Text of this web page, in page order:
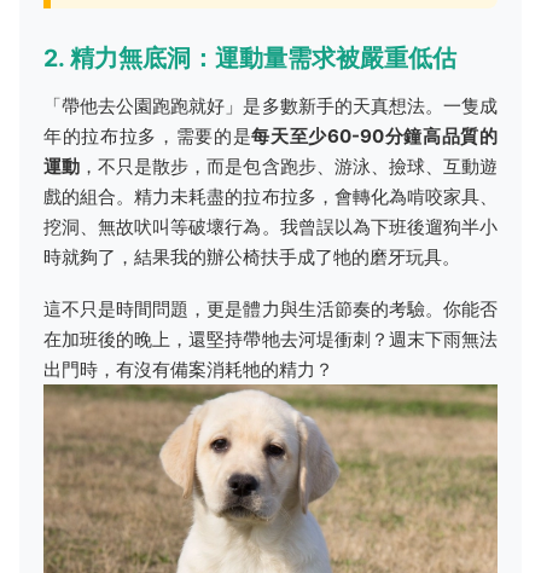
2. 精力無底洞：運動量需求被嚴重低估
「帶他去公園跑跑就好」是多數新手的天真想法。一隻成
年的拉布拉多，需要的是每天至少60-90分鐘高品質的
運動 ，不只是散步，而是包含跑步、游泳、撿球、互動遊
戲的組合。精力未耗盡的拉布拉多，會轉化為啃咬家具、
挖洞、無故吠叫等破壞行為。我曾誤以為下班後遛狗半小
時就夠了，結果我的辦公椅扶手成了牠的磨牙玩具。
這不只是時間問題，更是體力與生活節奏的考驗。你能否
在加班後的晚上，還堅持帶牠去河堤衝刺？週末下雨無法
出門時，有沒有備案消耗牠的精力？